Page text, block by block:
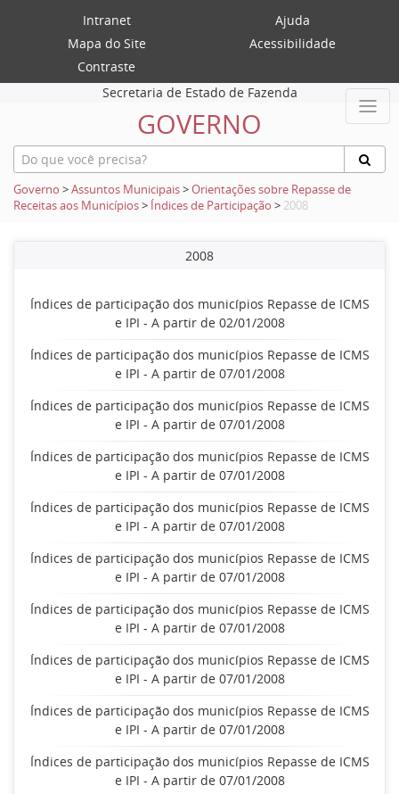
Intranet
Ajuda
Mapa do Site
Acessibilidade
Contraste
Secretaria de Estado de Fazenda
GOVERNO
Governo >Assuntos Municipais>Orientações sobre Repasse de
Receitas aos Municípios> Índices de Participação > 2008
2008
Índices de participação dos municípios Repasse de ICMS
e IPI - A partir de 02/01/2008
Índices de participação dos municípios Repasse de ICMS
e IPI - A partir de 07/01/2008
Índices de participação dos municípios Repasse de ICMS
e IPI - A partir de 07/01/2008
Índices de participação dos municípios Repasse de ICMS
e IPI - A partir de 07/01/2008
Índices de participação dos municípios Repasse de ICMS
e IPI - A partir de 07/01/2008
Índices de participação dos municípios Repasse de ICMS
e IPI - A partir de 07/01/2008
Índices de participação dos municípios Repasse de ICMS
e IPI - A partir de 07/01/2008
Índices de participação dos municípios Repasse de ICMS
e IPI - A partir de 07/01/2008
Índices de participação dos municípios Repasse de ICMS
e IPI - A partir de 07/01/2008
Índices de participação dos municípios Repasse de ICMS
e IPI - A partir de 07/01/2008